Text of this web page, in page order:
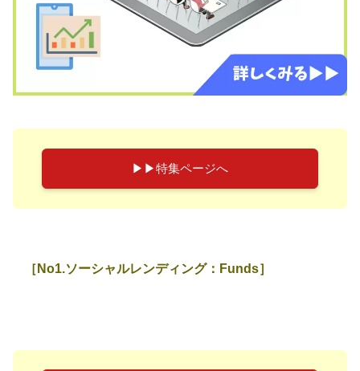
▶︎▶︎特集ページへ
［No1.ソーシャルレンディング：Funds］